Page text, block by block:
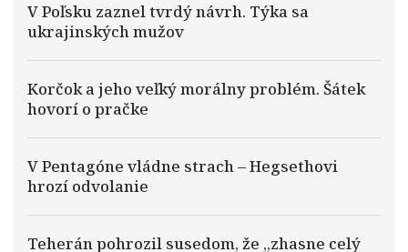
V Poľsku zaznel tvrdý návrh. Týka sa
ukrajinských mužov
Korčok a jeho veľký morálny problém. Šátek
hovorí o pračke
V Pentagóne vládne strach – Hegsethovi
hrozí odvolanie
Teherán pohrozil susedom, že „zhasne celý